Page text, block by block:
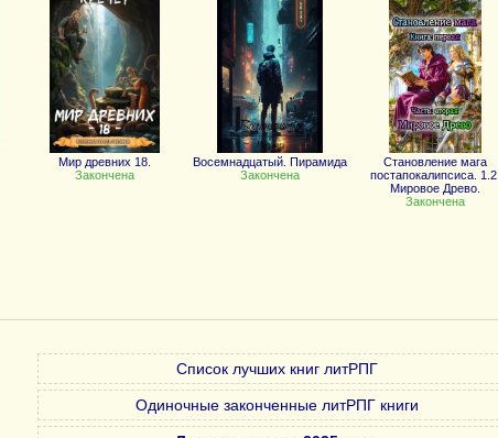
Мир древних 18.
Закончена
Восемнадцатый. Пирамида
Закончена
Становление мага
постапокалипсиса. 1.2.
Мировое Древо.
Закончена
Список лучших книг литРПГ
Одиночные законченные литРПГ книги